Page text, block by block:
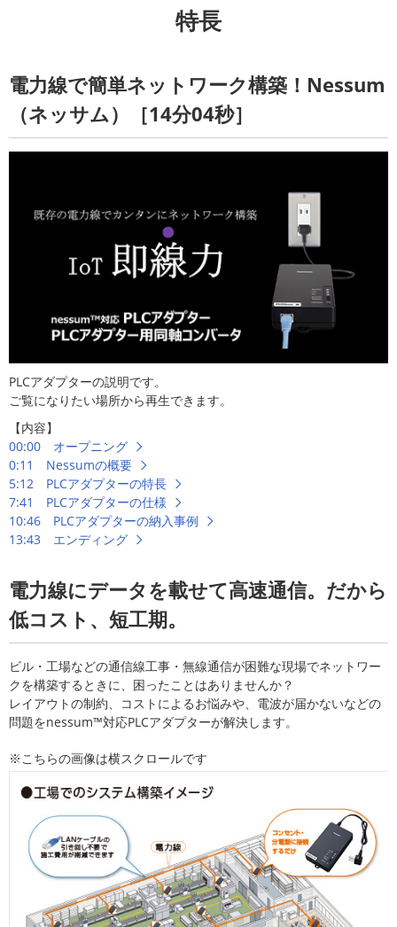
特長
電力線で簡単ネットワーク構築！Nessum
（ネッサム）［14分04秒］
PLCアダプターの説明です。
ご覧になりたい場所から再生できます。
【内容】
00:00 オープニング
0:11 Nessumの概要
5:12 PLCアダプターの特長
7:41 PLCアダプターの仕様
10:46 PLCアダプターの納入事例
13:43 エンディング
電力線にデータを載せて高速通信。だから
低コスト、短工期。
ビル・工場などの通信線工事・無線通信が困難な現場でネットワー
クを構築するときに、困ったことはありませんか？
レイアウトの制約、コストによるお悩みや、電波が届かないなどの
問題をnessum™対応PLCアダプターが解決します。